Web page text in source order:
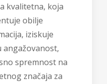
kvalitetna, koja
obilje
iziskuje
angažovanost,
spremnost na
značaja za